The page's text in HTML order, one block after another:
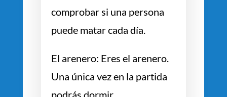
comprobar si una persona
puede matar cada día.
El arenero: Eres el arenero.
Una única vez en la partida
podrás dormir